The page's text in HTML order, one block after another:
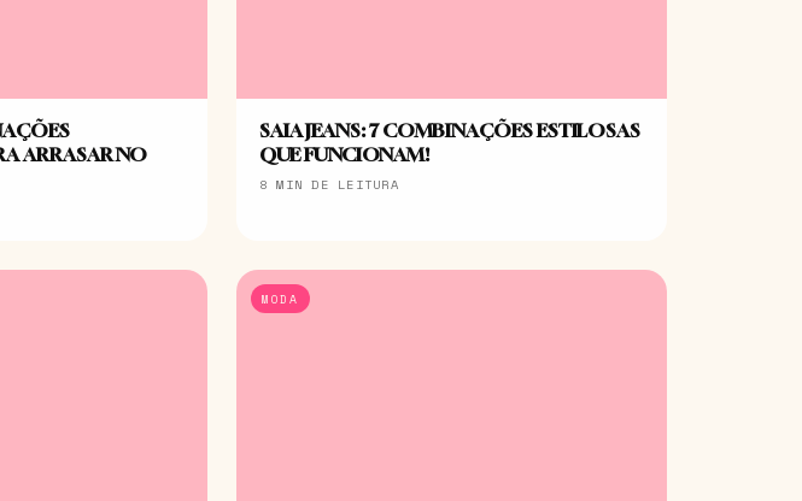
ARRASAR NO
SAIA JEANS: 7 COMBINAÇÕES ESTILOSAS
QUE FUNCIONAM!
8 MIN DE LEITURA
MODA